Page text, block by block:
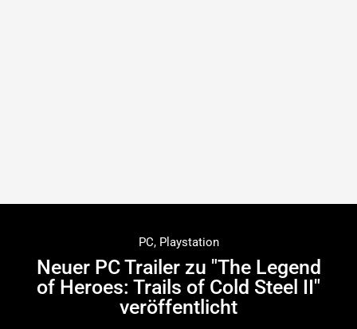
PC, Playstation
Neuer PC Trailer zu "The Legend
of Heroes: Trails of Cold Steel II"
veröffentlicht